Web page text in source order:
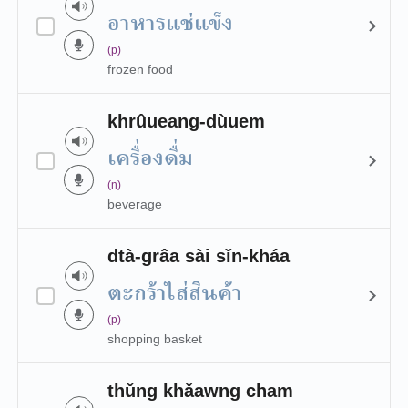
อาหารแช่แข็ง
(p)
frozen food
khrûueang-dùuem
เครื่องดื่ม
(n)
beverage
dtà-grâa sài sǐn-kháa
ตะกร้าใส่สินค้า
(p)
shopping basket
thǔng khǎawng cham